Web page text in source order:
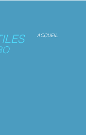
ACCUEIL